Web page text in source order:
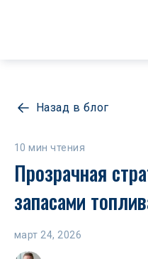
Назад в блог
10 мин чтения
Прозрачная
запасами
март 24, 2026